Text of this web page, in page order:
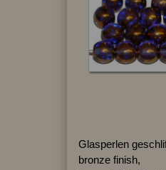
Glasperlen
bronze finish,